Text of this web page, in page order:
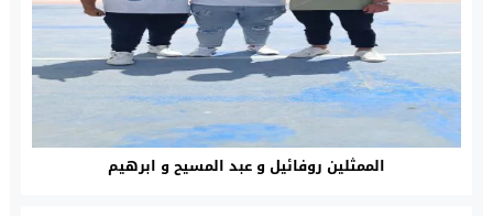
الممثلين روفائيل و عبد المسيح و ابرهيم